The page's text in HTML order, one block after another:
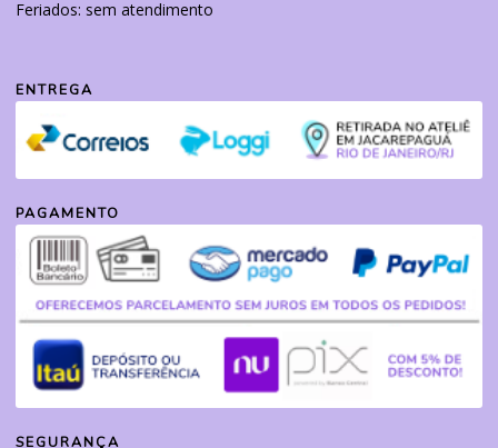
Feriados: sem atendimento
ENTREGA
PAGAMENTO
SEGURANÇA